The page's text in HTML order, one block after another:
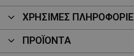
ΧΡΗΣΙΜΕΣ
ΠΡΟΪΌΝΤΑ